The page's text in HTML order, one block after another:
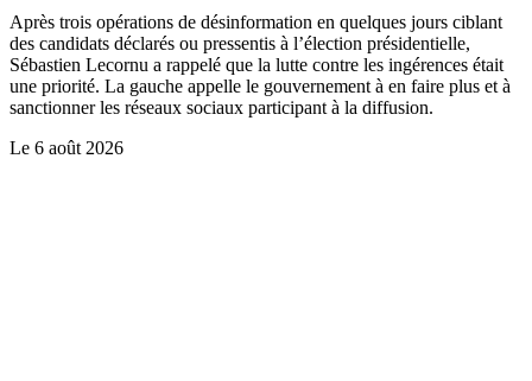
Après trois opérations de désinformation en quelques jours ciblant
des candidats déclarés ou pressentis à l’élection présidentielle,
Sébastien Lecornu a rappelé que la lutte contre les ingérences était
une priorité. La gauche appelle le gouvernement à en faire plus et à
sanctionner les réseaux sociaux participant à la diffusion.
Le 6 août 2026